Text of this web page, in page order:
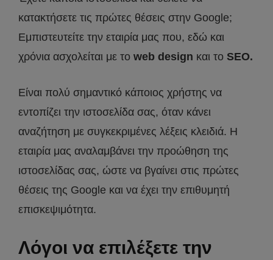
κατακτήσετε τις πρώτες θέσεις στην Google;
Εμπιστευτείτε την εταιρία μας που, εδώ και
χρόνια ασχολείται με το web design και το SEO.
Είναι πολύ σημαντικό κάποιος χρήστης να
εντοπίζει την ιστοσελίδα σας, όταν κάνει
αναζήτηση με συγκεκριμένες λέξεις κλειδιά. Η
εταιρία μας αναλαμβάνει την προώθηση της
ιστοσελίδας σας, ώστε να βγαίνει στις πρώτες
θέσεις της Google και να έχει την επιθυμητή
επισκεψιμότητα.
Λόγοι να επιλέξετε την